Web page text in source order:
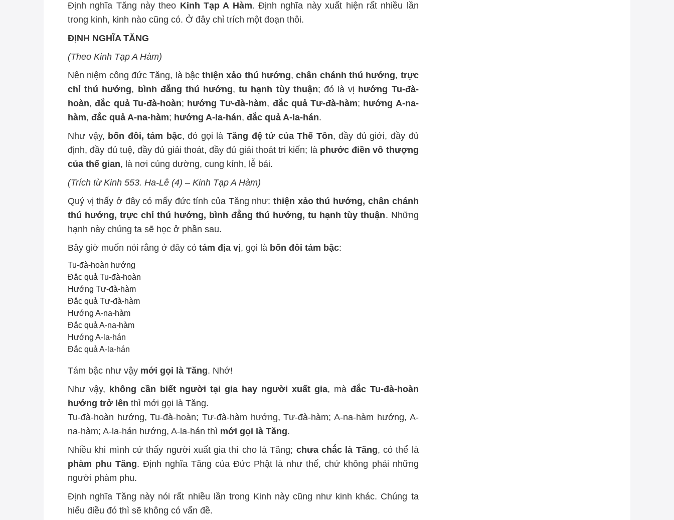
Định nghĩa Tăng này theo Kinh Tạp A Hàm. Định nghĩa này xuất hiện rất nhiều lần
trong kinh, kinh nào cũng có. Ở đây chỉ trích một đoạn thôi.
ĐỊNH NGHĨA TĂNG
(Theo Kinh Tạp A Hàm)
Nên niệm công đức Tăng, là bậcthiện xảo thú hướng,chân chánh thú hướng, trực
chỉ thú hướng, bình đẳng thú hướng,tu hạnh tùy thuận; đó là vị hướng Tu-đà-
hoàn,đắc quả Tu-đà-hoàn; hướng Tư-đà-hàm, đắc quả Tư-đà-hàm; hướng A-na-
hàm, đắc quả A-na-hàm; hướng A-la-hán, đắc quả A-la-hán.
Như vậy, bốn đôi, tám bậc, đó gọi là Tăng đệ tử của Thế Tôn, đầy đủ giới, đầy đủ
định, đầy đủ tuệ, đầy đủ giải thoát, đầy đủ giải thoát tri kiến; là phước điền vô thượng
của thế gian, là nơi cúng dường, cung kính, lễ bái.
(Trích từ Kinh 553. Ha-Lê (4) – Kinh Tạp A Hàm)
Quý vị thấy ở đây có mấy đức tính của Tăng như:thiện xảo thú hướng, chân chánh
thú hướng, trực chỉ thú hướng, bình đẳng thú hướng, tu hạnh tùy thuận. Những
hạnh này chúng ta sẽ học ở phần sau.
Bây giờ muốn nói rằng ở đây có tám địa vị, gọi là bốn đôi tám bậc:
Tu-đà-hoàn hướng
Đắc quả Tu-đà-hoàn
Hướng Tư-đà-hàm
Đắc quả Tư-đà-hàm
Hướng A-na-hàm
Đắc quả A-na-hàm
Hướng A-la-hán
Đắc quả A-la-hán
Tám bậc như vậy mới gọi là Tăng. Nhớ!
Như vậy, không cần biết người tại gia hay người xuất gia, mà đắc Tu-đà-hoàn
hướng trở lên thì mới gọi là Tăng.
Tu-đà-hoàn hướng, Tu-đà-hoàn; Tư-đà-hàm hướng, Tư-đà-hàm; A-na-hàm hướng, A-
na-hàm; A-la-hán hướng, A-la-hán thì mới gọi là Tăng.
Nhiều khi mình cứ thấy người xuất gia thì cho là Tăng; chưa chắc là Tăng, có thể là
phàm phu Tăng. Định nghĩa Tăng của Đức Phật là như thế, chứ không phải những
người phàm phu.
Định nghĩa Tăng này nói rất nhiều lần trong Kinh này cũng như kinh khác. Chúng ta
hiểu điều đó thì sẽ không có vấn đề.